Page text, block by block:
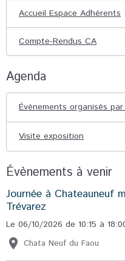
Accueil Espace Adhérents
Compte-Rendus CA
Agenda
Événements organisés
Visite exposition
Évènements à venir
Journée à Chateauneuf
Trévarez
Le 06/10/2026 de 10:15 à
Chata Neuf du Faou